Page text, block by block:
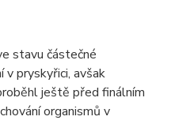
stavu částečné
pryskyřici, avšak
ještě před finálním
organismů v